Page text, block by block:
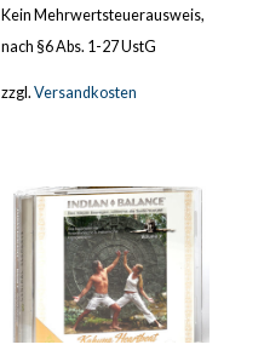
Kein Mehrwertsteuerausweis,
nach §6 Abs. 1-27 UstG
zzgl.Versandkosten